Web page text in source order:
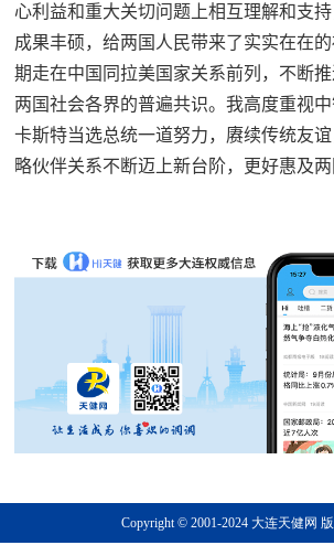
心利益和重大关切问题上相互理解和支
成果丰硕，给两国人民带来了实实在在
期走在中国同拉美国家关系前列，不断
两国社会各界的普遍共识。我高度重视
卡斯特当选总统一道努力，赓续传统友
略伙伴关系不断迈上新台阶，更好惠及两